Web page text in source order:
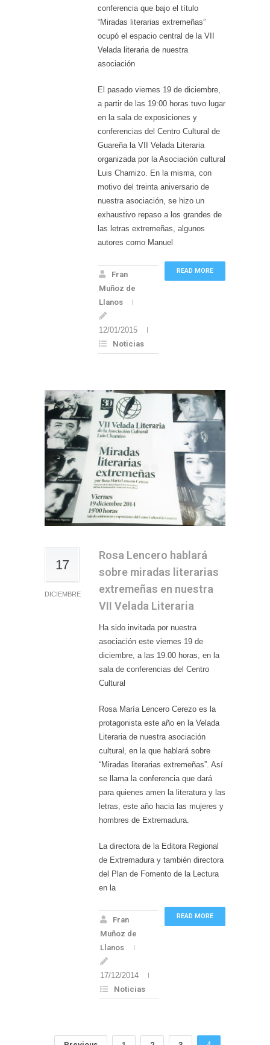
conferencia que bajo el título
“Miradas literarias extremeñas”
ocupó el espacio central de la VII
Velada literaria de nuestra
asociación
El pasado viernes 19 de diciembre,
a partir de las 19:00 horas tuvo lugar
en la sala de exposiciones y
conferencias del Centro Cultural de
Guareña la VII Velada Literaria
organizada por la Asociación cultural
Luis Chamizo. En la misma, con
motivo del treinta aniversario de
nuestra asociación, se hizo un
exhaustivo repaso a los grandes de
las letras extremeñas, algunos
autores como Manuel
READ MORE
Fran
Muñoz de
Llanos
12/01/2015
Noticias
17
DICIEMBRE
Rosa Lencero hablará
sobre miradas literarias
extremeñas en nuestra
VII Velada Literaria
Ha sido invitada por nuestra
asociación este viernes 19 de
diciembre, a las 19.00 horas, en la
sala de conferencias del Centro
Cultural
Rosa María Lencero Cerezo es la
protagonista este año en la Velada
Literaria de nuestra asociación
cultural, en la que hablará sobre
“Miradas literarias extremeñas”. Así
se llama la conferencia que dará
para quienes amen la literatura y las
letras, este año hacia las mujeres y
hombres de Extremadura.
La directora de la Editora Regional
de Extremadura y también directora
del Plan de Fomento de la Lectura
en la
READ MORE
Fran
Muñoz de
Llanos
17/12/2014
Noticias